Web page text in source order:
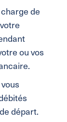
de
ou vos
départ.